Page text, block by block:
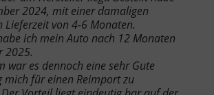
2024, mit einer damaligen
Lieferzeit von 4-6 Monaten.
ich mein Auto nach 12 Monaten
2025.
war es dennoch eine sehr Gute
mich für einen Reimport zu